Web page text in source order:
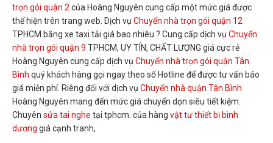
trọn gói quận 2 của Hoàng Nguyên cung cấp một mức giá được
thể hiện trên trang web. Dịch vụ Chuyển nhà trọn gói quận 12
TPHCM bằng xe taxi tải giá bao nhiêu ? Cung cấp dịch vụ Chuyển
nhà trọn gói quận 9 TPHCM, UY TÍN, CHẤT LƯỢNG giá cực rẻ
Hoàng Nguyên cung cấp dịch vụ Chuyển nhà trọn gói quận Tân
Bình quý khách hàng gọi ngay theo số Hotline để được tư vấn báo
giá miễn phí. Riêng đối với dịch vụ Chuyển nhà quận Tân Bình
Hoàng Nguyên mang đến mức giá chuyển dọn siêu tiết kiệm.
Chuyên sửa tai nghe tại tphcm. của hàng vật tư thiết bị bình
dương giá cạnh tranh,